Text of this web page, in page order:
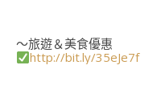
～旅遊＆美食優惠
http://bit.ly/35eJe7f